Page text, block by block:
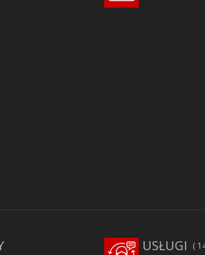
USŁUGI